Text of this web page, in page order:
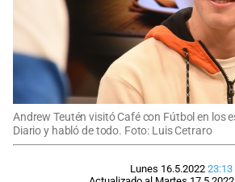
Andrew Teutén visitó Café con Fútbol en los
Diario y habló de todo. Foto: Luis Cetraro
Lunes 16.5.2022 23:13